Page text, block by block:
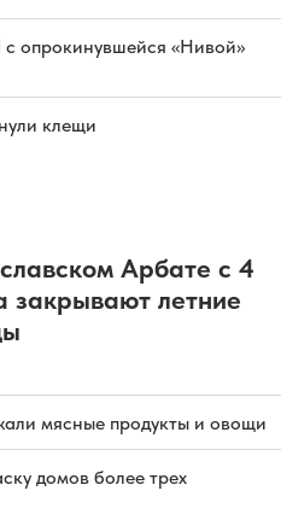
опрокинувшейся «Нивой»
клещи
Арбате с 4
закрывают летние
мясные продукты и овощи
домов более трех